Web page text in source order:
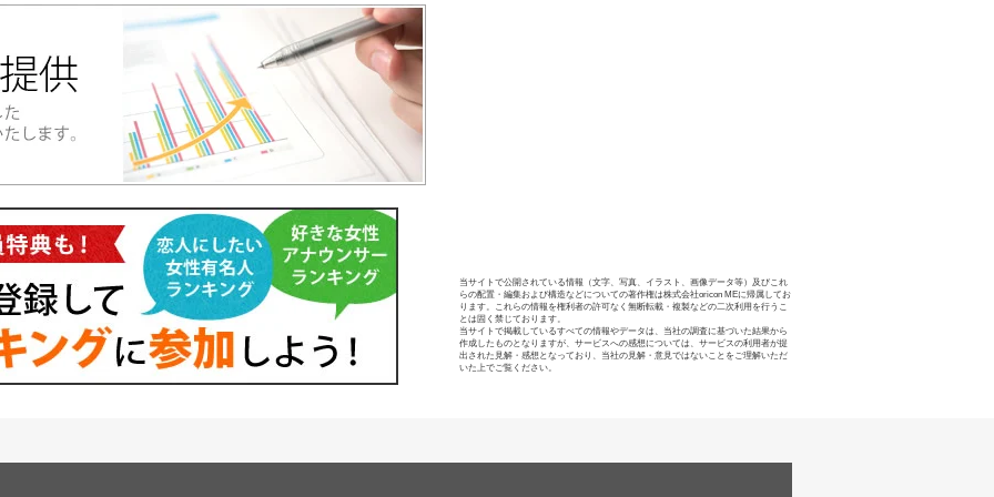
当サイトで公開されている情報（文字、写真、イラスト、画像データ等）及びこれ
らの配置・編集および構造などについての著作権は株式会社oricon MEに帰属してお
ります。これらの情報を権利者の許可なく無断転載・複製などの二次利用を行うこ
とは固く禁じております。
当サイトで掲載しているすべての情報やデータは、当社の調査に基づいた結果から
作成したものとなりますが、サービスへの感想については、サービスの利用者が提
出された見解・感想となっており、当社の見解・意見ではないことをご理解いただ
いた上でご覧ください。